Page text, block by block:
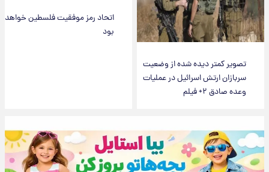
تصویر کمتر دیده شده از وضعیت
سربازان ارتش اسرائیل در عملیات
وعده صادق ۲+ فیلم
اتحاد رمز موفقیت فلسطین خواهد
بود